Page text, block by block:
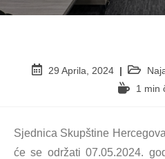
29 Aprila, 2024
1 min
Sjednica Skupštine
će se održati 07.05.2024.